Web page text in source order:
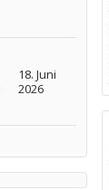
18. Juni
2026